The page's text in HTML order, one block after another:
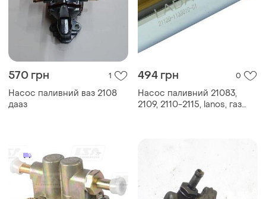
570 грн 1
Насос паливний ваз 2108
дааз
494 грн 0
Насос паливний 21083,
2109, 2110-2115, lanos, газ